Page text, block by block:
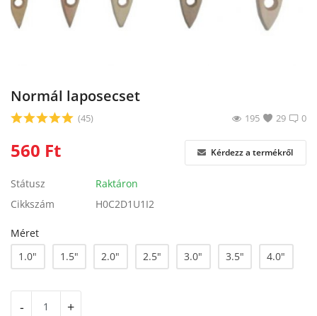
Blog
Regisztráció
Normál laposecset
0
(45) 29
195
560 Ft Kérdezz a termékről
Státusz
Raktáron
Cikkszám
H0C2D1U1I2
Méret
1.0"
1.5" 2.0" 2.5" 3.0" 3.5" 4.0"
- +